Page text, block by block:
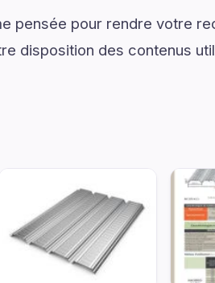
pensée pour rendre votre
disposition des contenus